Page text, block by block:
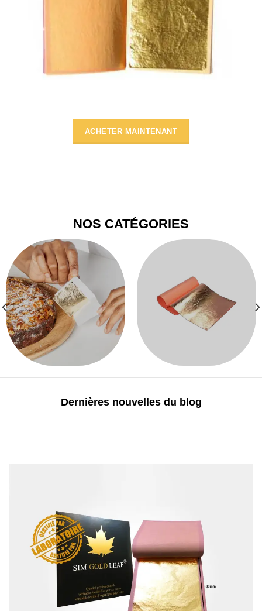
ACHETER MAINTENANT
NOS CATÉGORIES
Dernières nouvelles du blog